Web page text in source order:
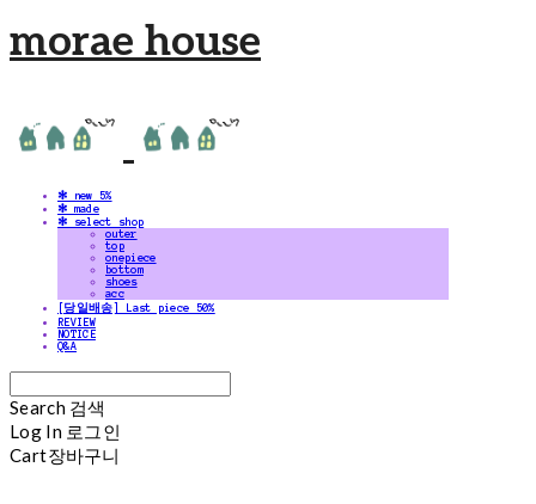
morae house
✻ new 5%
✻ made
✻ select shop
outer
top
onepiece
bottom
shoes
acc
[당일배송] Last piece 50%
REVIEW
NOTICE
Q&A
Search 검색
Log In 로그인
Cart장바구니